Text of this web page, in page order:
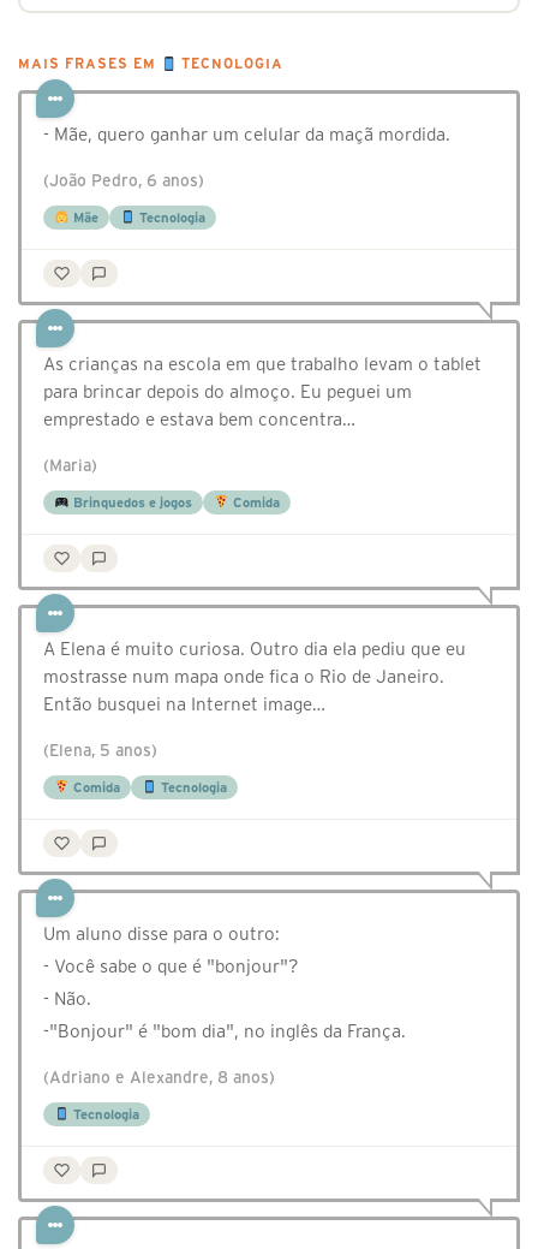
MAIS FRASES EM TECNOLOGIA
- Mãe, quero ganhar um celular da maçã mordida.
(João Pedro, 6 anos)
Mãe Tecnologia
As crianças na escola em que trabalho levam o tablet
para brincar depois do almoço. Eu peguei um
emprestado e estava bem concentra…
(Maria)
Brinquedos e jogos Comida
A Elena é muito curiosa. Outro dia ela pediu que eu
mostrasse num mapa onde fica o Rio de Janeiro.
Então busquei na Internet image…
(Elena, 5 anos)
Comida Tecnologia
Um aluno disse para o outro:
- Você sabe o que é "bonjour"?
- Não.
-"Bonjour" é "bom dia", no inglês da França.
(Adriano e Alexandre, 8 anos)
Tecnologia